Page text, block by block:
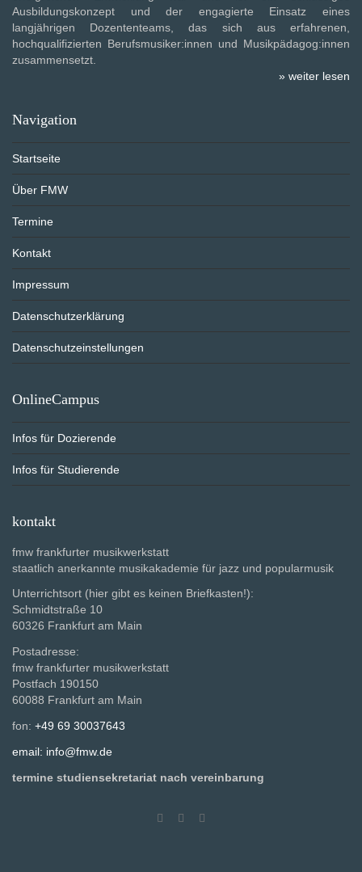
Ausbildungskonzept und der engagierte Einsatz eines
langjährigen Dozententeams, das sich aus erfahrenen,
hochqualifizierten Berufsmusiker:innen und Musikpädagog:innen
zusammensetzt.
» weiter lesen
Navigation
Startseite
Über FMW
Termine
Kontakt
Impressum
Datenschutzerklärung
Datenschutzeinstellungen
OnlineCampus
Infos für Dozierende
Infos für Studierende
kontakt
fmw frankfurter musikwerkstatt
staatlich anerkannte musikakademie für jazz und popularmusik
Unterrichtsort (hier gibt es keinen Briefkasten!):
Schmidtstraße 10
60326 Frankfurt am Main
Postadresse:
fmw frankfurter musikwerkstatt
Postfach 190150
60088 Frankfurt am Main
fon: +49 69 30037643
email: info@fmw.de
termine studiensekretariat nach vereinbarung